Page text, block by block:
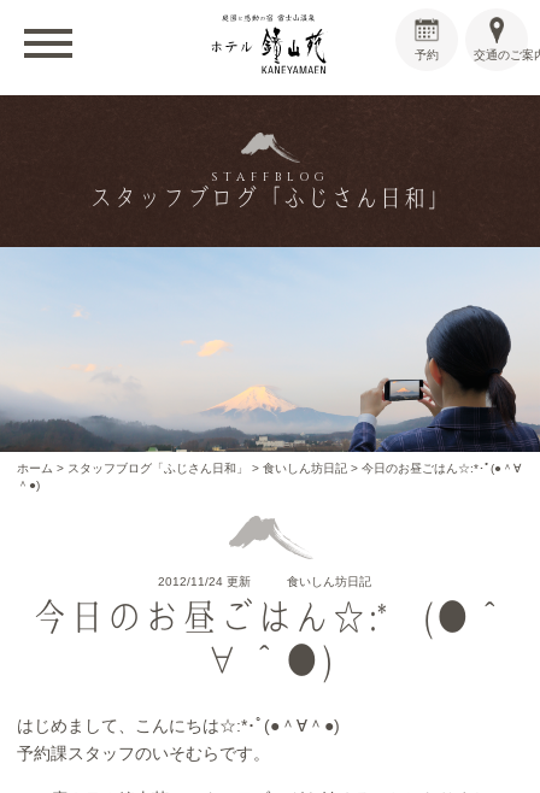
交通のご案
予約
STAFFBLOG
スタッフブログ「ふじさん日和」
ホーム > スタッフブログ「ふじさん日和」 >食いしん坊日記 >今日のお昼ごはん☆:*･ﾟ(●＾∀
＾●)
2012/11/24 更新 食いしん坊日記
今日のお昼ごはん☆:*･ﾟ(●＾
∀＾●)
はじめまして、こんにちは☆:*･ﾟ(●＾∀＾●)
予約課スタッフのいそむらです。